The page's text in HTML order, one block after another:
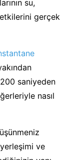
su,
gerçek
saniyeden
nasıl
ve